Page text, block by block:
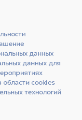
данных
данных для
области cookies
технологий